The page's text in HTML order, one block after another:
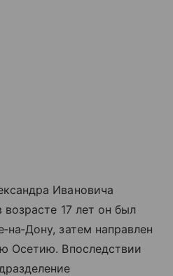
Ивановича
возрасте 17 лет он был
затем направлен
Осетию. Впоследствии